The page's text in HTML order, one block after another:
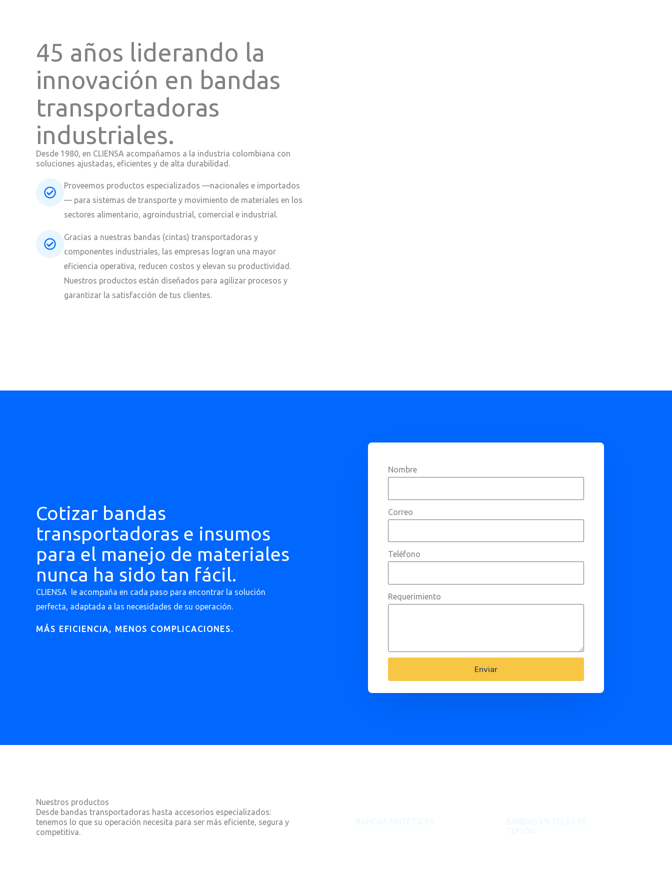
45 años liderando la
innovación en bandas
transportadoras
industriales.
Desde 1980, en CLIENSA acompañamos a la industria colombiana con
soluciones ajustadas, eficientes y de alta durabilidad.
Proveemos productos especializados —nacionales e importados
— para sistemas de transporte y movimiento de materiales en los
sectores alimentario, agroindustrial, comercial e industrial.
Gracias a nuestras bandas (cintas) transportadoras y
componentes industriales, las empresas logran una mayor
eficiencia operativa, reducen costos y elevan su productividad.
Nuestros productos están diseñados para agilizar procesos y
garantizar la satisfacción de tus clientes.
Cotizar bandas
transportadoras e insumos
para el manejo de materiales
nunca ha sido tan fácil.
CLIENSA le acompaña en cada paso para encontrar la solución
perfecta, adaptada a las necesidades de su operación.
MÁS EFICIENCIA, MENOS COMPLICACIONES.
Nombre
Correo
Teléfono
Requerimiento
Enviar
Nuestros productos
Desde bandas transportadoras hasta accesorios especializados:
tenemos lo que su operación necesita para ser más eficiente, segura y
competitiva.
BANDAS SINTÉTICAS
BANDAS EN TELAS DE
TEFLÓN